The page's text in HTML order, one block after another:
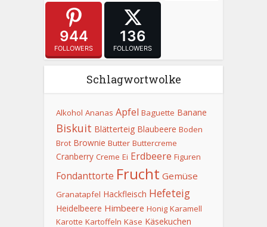
944
FOLLOWERS
136
FOLLOWERS
Schlagwortwolke
Alkohol Ananas Apfel Baguette Banane
Biskuit Blätterteig Blaubeere Boden
Brot Brownie Butter Buttercreme
Cranberry Creme Ei Erdbeere Figuren
Fondanttorte Frucht Gemüse
Granatapfel Hackfleisch Hefeteig
Heidelbeere Himbeere Honig Karamell
Karotte Kartoffeln Käse Käsekuchen